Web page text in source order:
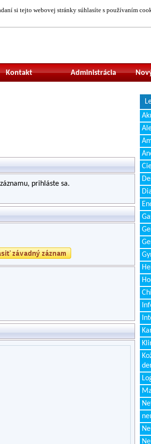
si tejto webovej stránky súhlasíte s používaním
Administrácia
Kontakt
prihláste sa.